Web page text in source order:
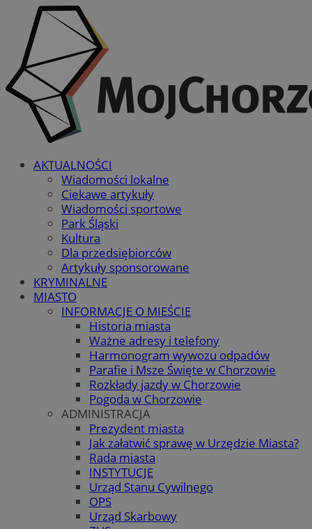
AKTUALNOŚCI
Wiadomości lokalne
Ciekawe artykuły
Wiadomości sportowe
Park Śląski
Kultura
Dla przedsiębiorców
Artykuły sponsorowane
KRYMINALNE
MIASTO
INFORMACJE O MIEŚCIE
Historia miasta
Ważne adresy i telefony
Harmonogram wywozu odpadów
Parafie i Msze Święte w Chorzowie
Rozkłady jazdy w Chorzowie
Pogoda w Chorzowie
ADMINISTRACJA
Prezydent miasta
Jak załatwić sprawę w Urzędzie Miasta?
Rada miasta
INSTYTUCJE
Urząd Stanu Cywilnego
OPS
Urząd Skarbowy